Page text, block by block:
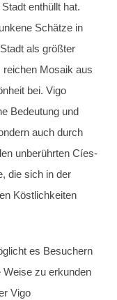
enthüllt hat.
Schätze in
als größter
reichen Mosaik aus
bei. Vigo
Bedeutung und
auch durch
unberührten Cíes-
die sich in der
Köstlichkeiten
es Besuchern
Weise zu erkunden
Vigo